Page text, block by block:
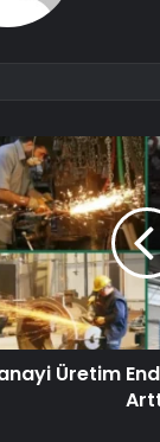
Üretim